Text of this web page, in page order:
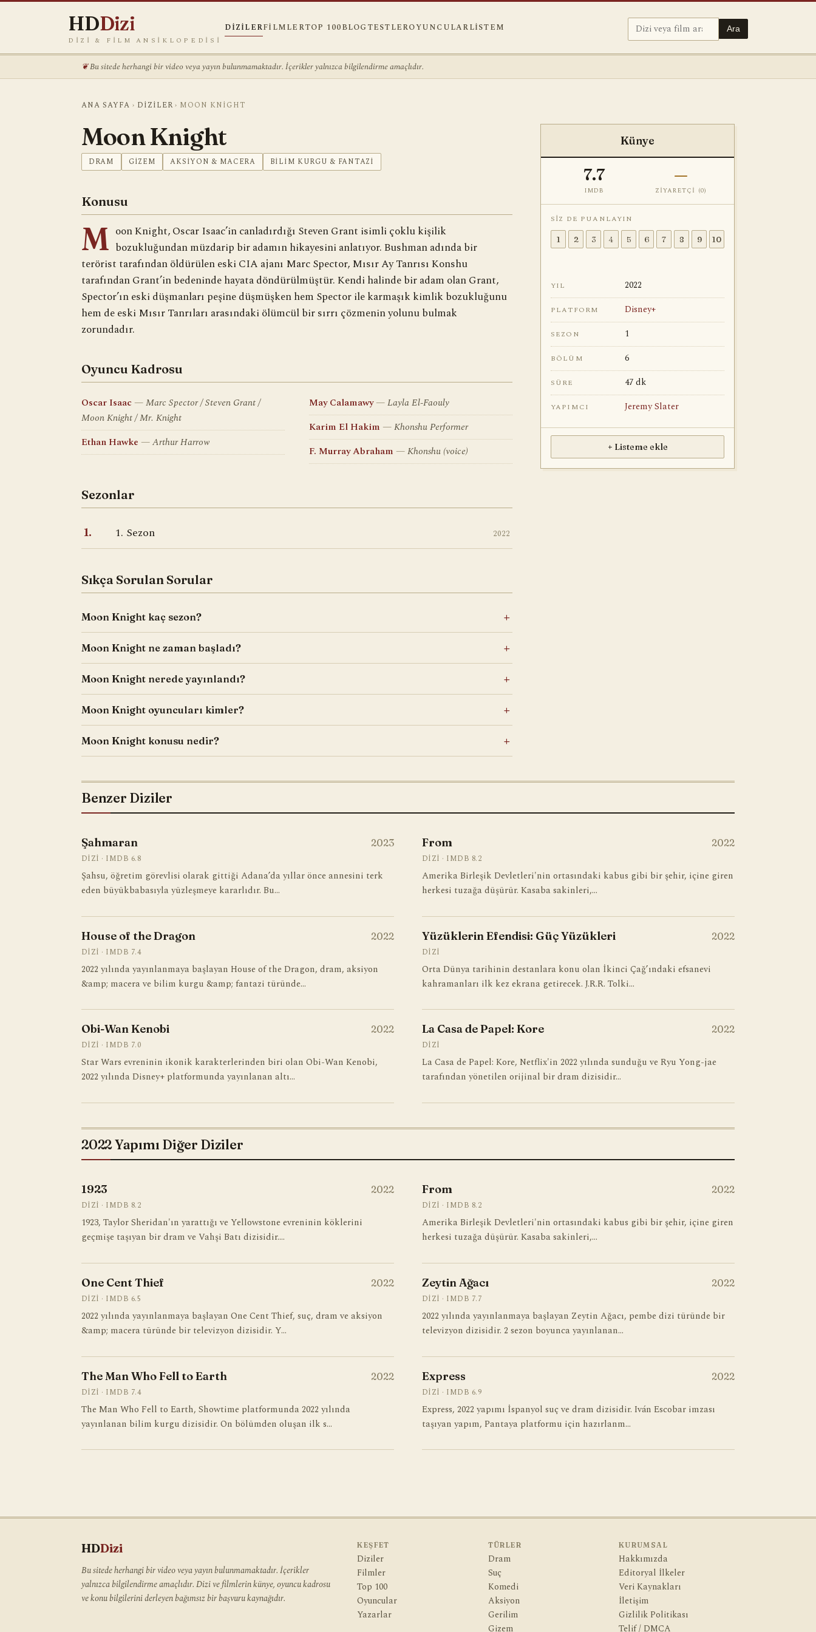
HDDizi
DIZI & FILM ANSIKLOPEDISI
DIZILERFILMLERTOP 100BLOGTESTLEROYUNCULARLISTEM Ara
Bu sitede herhangi bir video veya yayın bulunmamaktadır. İçerikler yalnızca bilgilendirme amaçlıdır.
ANA SAYFA › DIZILER › MOON KNIGHT
Moon Knight
DRAM GIZEM AKSIYON & MACERA BILIM KURGU & FANTAZI
Konusu
M oon Knight, Oscar Isaac’in canladırdığı Steven Grant isimli çoklu kişilik
bozukluğundan müzdarip bir adamın hikayesini anlatıyor. Bushman adında bir
terörist tarafından öldürülen eski CIA ajanı Marc Spector, Mısır Ay Tanrısı Konshu
tarafından Grant’in bedeninde hayata döndürülmüştür. Kendi halinde bir adam olan Grant,
Spector’ın eski düşmanları peşine düşmüşken hem Spector ile karmaşık kimlik bozukluğunu
hem de eski Mısır Tanrıları arasındaki ölümcül bir sırrı çözmenin yolunu bulmak
zorundadır.
Oyuncu Kadrosu
Oscar Isaac
Marc Spector / Steven Grant /
Moon Knight / Mr. Knight
Ethan Hawke
Arthur Harrow
May Calamawy
Layla El-Faouly
Karim El Hakim
Khonshu Performer
F. Murray Abraham
Khonshu (voice)
Sezonlar
1. 1. Sezon 2022
Sıkça Sorulan Sorular
Moon Knight kaç sezon?
Moon Knight ne zaman başladı?
Moon Knight nerede yayınlandı?
Moon Knight oyuncuları kimler?
Moon Knight konusu nedir?
Künye
7.7
IMDB
—
ZIYARETÇI (0)
SIZ DE PUANLAYIN
1 2 3 4 5 6 7 8 9 10
YIL 2022
PLATFORM Disney+
SEZON 1
BÖLÜM 6
SÜRE 47 dk
YAPIMCI Jeremy Slater
+ Listeme ekle
Benzer Diziler
Şahmaran 2023
DIZI · IMDB 6.8
Şahsu, öğretim görevlisi olarak gittiği Adana’da yıllar önce annesini terk
eden büyükbabasıyla yüzleşmeye kararlıdır. Bu…
From 2022
DIZI · IMDB 8.2
Amerika Birleşik Devletleri'nin ortasındaki kabus gibi bir şehir, içine giren
herkesi tuzağa düşürür. Kasaba sakinleri,…
House of the Dragon 2022
DIZI · IMDB 7.4
2022 yılında yayınlanmaya başlayan House of the Dragon, dram, aksiyon
&amp; macera ve bilim kurgu &amp; fantazi türünde…
Yüzüklerin Efendisi: Güç Yüzükleri 2022
DIZI
Orta Dünya tarihinin destanlara konu olan İkinci Çağ’ındaki efsanevi
kahramanları ilk kez ekrana getirecek. J.R.R. Tolki…
Obi-Wan Kenobi 2022
DIZI · IMDB 7.0
Star Wars evreninin ikonik karakterlerinden biri olan Obi-Wan Kenobi,
2022 yılında Disney+ platformunda yayınlanan altı…
La Casa de Papel: Kore 2022
DIZI
La Casa de Papel: Kore, Netflix'in 2022 yılında sunduğu ve Ryu Yong-jae
tarafından yönetilen orijinal bir dram dizisidir…
2022 Yapımı Diğer Diziler
1923 2022
DIZI · IMDB 8.2
1923, Taylor Sheridan'ın yarattığı ve Yellowstone evreninin köklerini
geçmişe taşıyan bir dram ve Vahşi Batı dizisidir.…
From 2022
DIZI · IMDB 8.2
Amerika Birleşik Devletleri'nin ortasındaki kabus gibi bir şehir, içine giren
herkesi tuzağa düşürür. Kasaba sakinleri,…
One Cent Thief 2022
DIZI · IMDB 6.5
2022 yılında yayınlanmaya başlayan One Cent Thief, suç, dram ve aksiyon
&amp; macera türünde bir televizyon dizisidir. Y…
Zeytin Ağacı 2022
DIZI · IMDB 7.7
2022 yılında yayınlanmaya başlayan Zeytin Ağacı, pembe dizi türünde bir
televizyon dizisidir. 2 sezon boyunca yayınlanan…
The Man Who Fell to Earth 2022
DIZI · IMDB 7.4
The Man Who Fell to Earth, Showtime platformunda 2022 yılında
yayınlanan bilim kurgu dizisidir. On bölümden oluşan ilk s…
Express 2022
DIZI · IMDB 6.9
Express, 2022 yapımı İspanyol suç ve dram dizisidir. Iván Escobar imzası
taşıyan yapım, Pantaya platformu için hazırlanm…
HDDizi
Bu sitede herhangi bir video veya yayın bulunmamaktadır. İçerikler
yalnızca bilgilendirme amaçlıdır. Dizi ve filmlerin künye, oyuncu kadrosu
ve konu bilgilerini derleyen bağımsız bir başvuru kaynağıdır.
KEŞFET
Diziler
Filmler
Top 100
Oyuncular
Yazarlar
TÜRLER
Dram
Suç
Komedi
Aksiyon
Gerilim
Gizem
KURUMSAL
Hakkımızda
Editoryal İlkeler
Veri Kaynakları
İletişim
Gizlilik Politikası
Telif / DMCA